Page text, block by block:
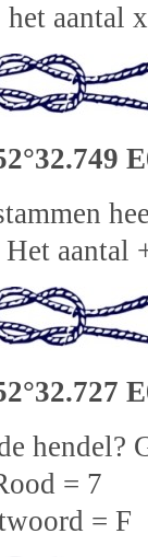
aantal
aantal
hendel?
= 7
= F